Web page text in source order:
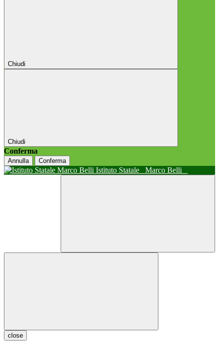
Chiudi
Chiudi
Conferma
Annulla Conferma
Istituto Statale Marco Belli
close